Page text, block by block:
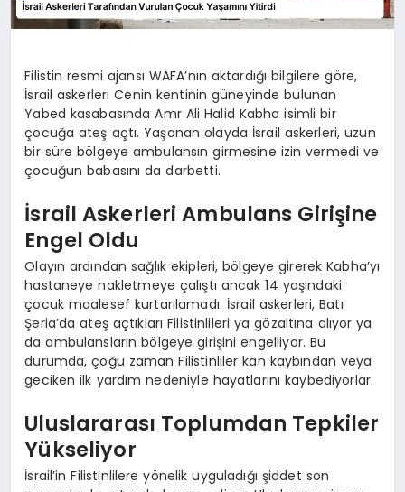
DIĞER
Filistin resmi ajansı WAFA’nın aktardığı bilgilere göre,
İsrail askerleri Cenin kentinin güneyinde bulunan
Yabed kasabasında Amr Ali Halid Kabha isimli bir
çocuğa ateş açtı. Yaşanan olayda İsrail askerleri, uzun
bir süre bölgeye ambulansın girmesine izin vermedi ve
çocuğun babasını da darbetti.
İsrail Askerleri Ambulans Girişine
Engel Oldu
Olayın ardından sağlık ekipleri, bölgeye girerek Kabha’yı
hastaneye nakletmeye çalıştı ancak 14 yaşındaki
çocuk maalesef kurtarılamadı. İsrail askerleri, Batı
Şeria’da ateş açtıkları Filistinlileri ya gözaltına alıyor ya
da ambulansların bölgeye girişini engelliyor. Bu
durumda, çoğu zaman Filistinliler kan kaybından veya
geciken ilk yardım nedeniyle hayatlarını kaybediyorlar.
Uluslararası Toplumdan Tepkiler
Yükseliyor
İsrail’in Filistinlilere yönelik uyguladığı şiddet son